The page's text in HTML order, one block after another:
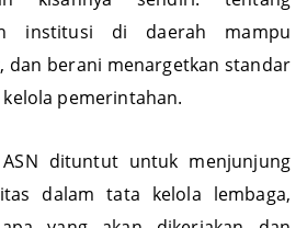
kisahnya sendiri: tentang
institusi di daerah mampu
dan berani menargetkan standar
dituntut untuk menjunjung
dalam tata kelola lembaga,